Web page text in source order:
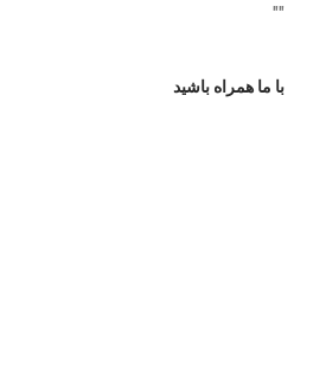
"
"
با ما همراه باشید